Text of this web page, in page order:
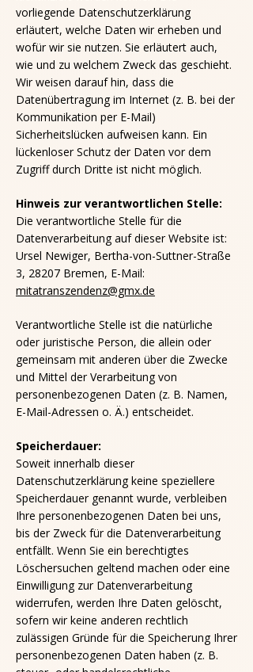
vorliegende Datenschutzerklärung
erläutert, welche Daten wir erheben und
wofür wir sie nutzen. Sie erläutert auch,
wie und zu welchem Zweck das geschieht.
Wir weisen darauf hin, dass die
Datenübertragung im Internet (z. B. bei der
Kommunikation per E-Mail)
Sicherheitslücken aufweisen kann. Ein
lückenloser Schutz der Daten vor dem
Zugriff durch Dritte ist nicht möglich.
Hinweis zur verantwortlichen Stelle:
Die verantwortliche Stelle für die
Datenverarbeitung auf dieser Website ist:
Ursel Newiger, Bertha-von-Suttner-Straße
3, 28207 Bremen, E-Mail:
mitatranszendenz@gmx.de
Verantwortliche Stelle ist die natürliche
oder juristische Person, die allein oder
gemeinsam mit anderen über die Zwecke
und Mittel der Verarbeitung von
personenbezogenen Daten (z. B. Namen,
E-Mail-Adressen o. Ä.) entscheidet.
Speicherdauer:
Soweit innerhalb dieser
Datenschutzerklärung keine speziellere
Speicherdauer genannt wurde, verbleiben
Ihre personenbezogenen Daten bei uns,
bis der Zweck für die Datenverarbeitung
entfällt. Wenn Sie ein berechtigtes
Löschersuchen geltend machen oder eine
Einwilligung zur Datenverarbeitung
widerrufen, werden Ihre Daten gelöscht,
sofern wir keine anderen rechtlich
zulässigen Gründe für die Speicherung Ihrer
personenbezogenen Daten haben (z. B.